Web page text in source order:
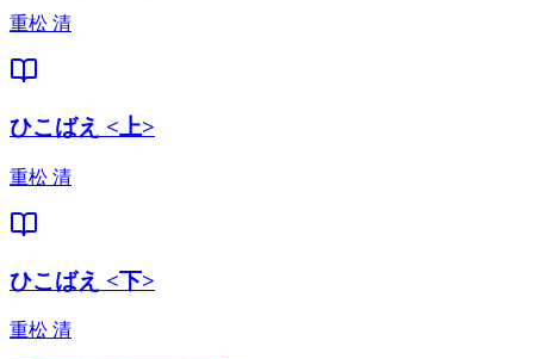
重松 清
ひこばえ <上>
重松 清
ひこばえ <下>
重松 清